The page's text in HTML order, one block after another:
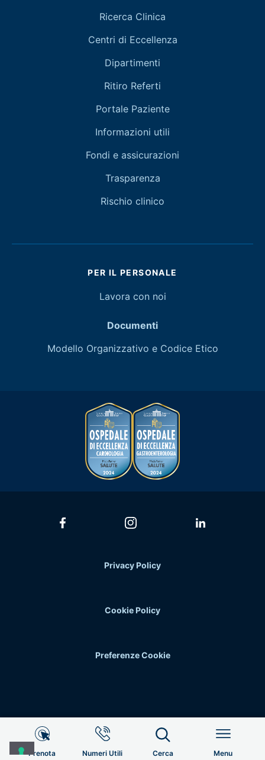
Ricerca Clinica
Centri di Eccellenza
Dipartimenti
Ritiro Referti
Portale Paziente
Informazioni utili
Fondi e assicurazioni
Trasparenza
Rischio clinico
PER IL PERSONALE
Lavora con noi
Documenti
Modello Organizzativo e Codice Etico
Privacy Policy
Cookie Policy
Preferenze Cookie
Cerca
Numeri Utili
Prenota Menu
Info Utili